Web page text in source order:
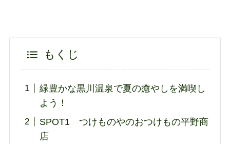
もくじ
緑豊かな黒川温泉で夏の癒やしを満喫し
よう！
SPOT1 つけものやのおつけもの平野商
店